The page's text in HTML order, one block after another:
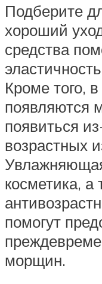
Подберите
хороший
средства
Кроме того,
появляются
появиться
возрастных
косметика, а
помогут
морщин.